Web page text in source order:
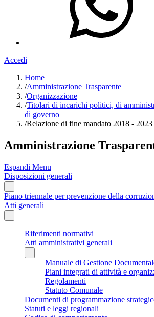
Accedi
Home
/Amministrazione Trasparente
/Organizzazione
/Titolari di incarichi politici, di
di governo
/Relazione di fine mandato 2018 - 2023
Amministrazione
Espandi Menu
Disposizioni generali
Piano triennale per prevenzione della
Atti generali
Riferimenti normativi
Atti amministrativi generali
Manuale di Gestione
Piani integrati di attività e
Regolamenti
Statuto Comunale
Documenti di programmazione
Statuti e leggi regionali